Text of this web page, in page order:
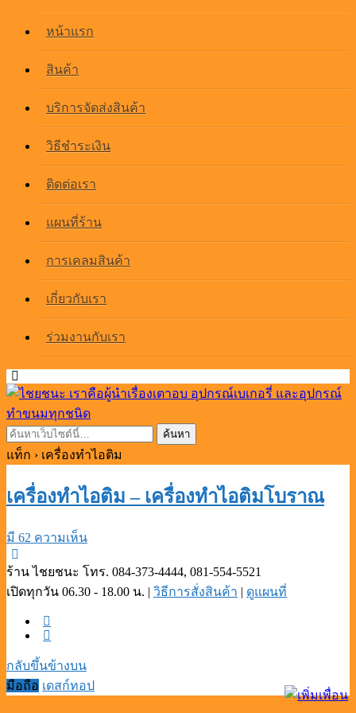
หน้าแรก
สินค้า
บริการจัดส่งสินค้า
วิธีชำระเงิน
ติดต่อเรา
แผนที่ร้าน
การเคลมสินค้า
เกี่ยวกับเรา
ร่วมงานกับเรา
แท็ก › เครื่องทำไอติม
เครื่องทำไอติม – เครื่องทำไอติมโบราณ
มี 62 ความเห็น
ร้าน ไชยชนะ โทร. 084-373-4444, 081-554-5521
เปิดทุกวัน 06.30 - 18.00 น. | วิธีการสั่งสินค้า | ดูแผนที่
กลับขึ้นข้างบน
มือถือ เดสก์ทอป